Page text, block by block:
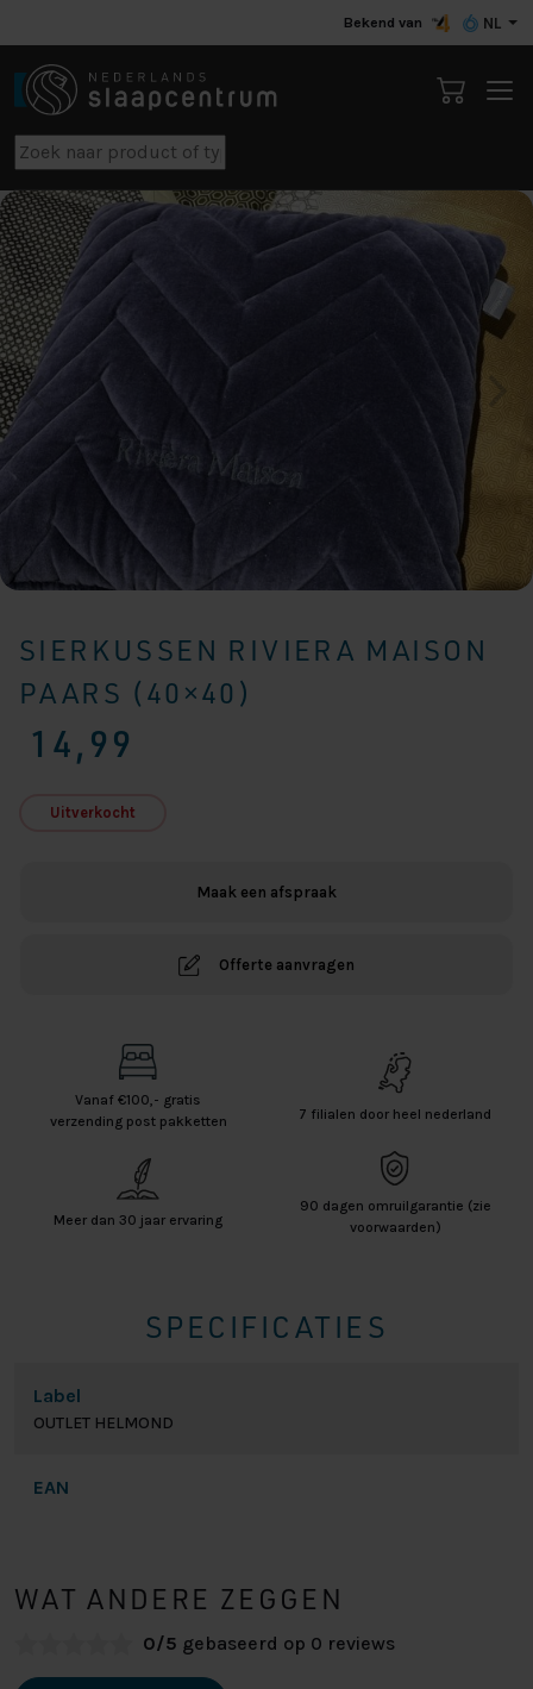
Bekend van NL
SIERKUSSEN RIVIERA MAISON
PAARS (40×40)
14,99
Uitverkocht
Maak een afspraak
Offerte aanvragen
Vanaf €100,- gratis
verzending post pakketten
7 filialen door heel nederland
Meer dan 30 jaar ervaring
90 dagen omruilgarantie (zie
voorwaarden)
SPECIFICATIES
Label
OUTLET HELMOND
EAN
WAT ANDERE ZEGGEN
0/5 gebaseerd op 0 reviews